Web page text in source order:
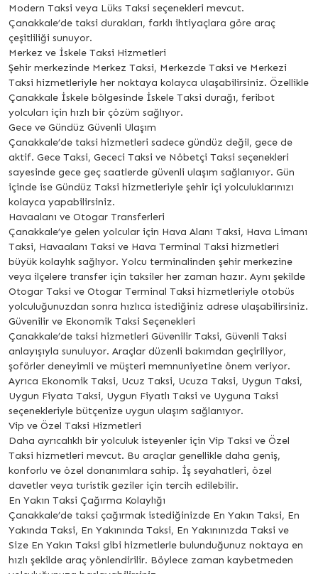
Modern Taksi veya Lüks Taksi seçenekleri mevcut.
Çanakkale’de taksi durakları, farklı ihtiyaçlara göre araç
çeşitliliği sunuyor.
Merkez ve İskele Taksi Hizmetleri
Şehir merkezinde Merkez Taksi, Merkezde Taksi ve Merkezi
Taksi hizmetleriyle her noktaya kolayca ulaşabilirsiniz. Özellikle
Çanakkale İskele bölgesinde İskele Taksi durağı, feribot
yolcuları için hızlı bir çözüm sağlıyor.
Gece ve Gündüz Güvenli Ulaşım
Çanakkale’de taksi hizmetleri sadece gündüz değil, gece de
aktif. Gece Taksi, Gececi Taksi ve Nöbetçi Taksi seçenekleri
sayesinde gece geç saatlerde güvenli ulaşım sağlanıyor. Gün
içinde ise Gündüz Taksi hizmetleriyle şehir içi yolculuklarınızı
kolayca yapabilirsiniz.
Havaalanı ve Otogar Transferleri
Çanakkale’ye gelen yolcular için Hava Alanı Taksi, Hava Limanı
Taksi, Havaalanı Taksi ve Hava Terminal Taksi hizmetleri
büyük kolaylık sağlıyor. Yolcu terminalinden şehir merkezine
veya ilçelere transfer için taksiler her zaman hazır. Aynı şekilde
Otogar Taksi ve Otogar Terminal Taksi hizmetleriyle otobüs
yolculuğunuzdan sonra hızlıca istediğiniz adrese ulaşabilirsiniz.
Güvenilir ve Ekonomik Taksi Seçenekleri
Çanakkale’de taksi hizmetleri Güvenilir Taksi, Güvenli Taksi
anlayışıyla sunuluyor. Araçlar düzenli bakımdan geçiriliyor,
şoförler deneyimli ve müşteri memnuniyetine önem veriyor.
Ayrıca Ekonomik Taksi, Ucuz Taksi, Ucuza Taksi, Uygun Taksi,
Uygun Fiyata Taksi, Uygun Fiyatlı Taksi ve Uyguna Taksi
seçenekleriyle bütçenize uygun ulaşım sağlanıyor.
Vip ve Özel Taksi Hizmetleri
Daha ayrıcalıklı bir yolculuk isteyenler için Vip Taksi ve Özel
Taksi hizmetleri mevcut. Bu araçlar genellikle daha geniş,
konforlu ve özel donanımlara sahip. İş seyahatleri, özel
davetler veya turistik geziler için tercih edilebilir.
En Yakın Taksi Çağırma Kolaylığı
Çanakkale’de taksi çağırmak istediğinizde En Yakın Taksi, En
Yakında Taksi, En Yakınında Taksi, En Yakınınızda Taksi ve
Size En Yakın Taksi gibi hizmetlerle bulunduğunuz noktaya en
hızlı şekilde araç yönlendirilir. Böylece zaman kaybetmeden